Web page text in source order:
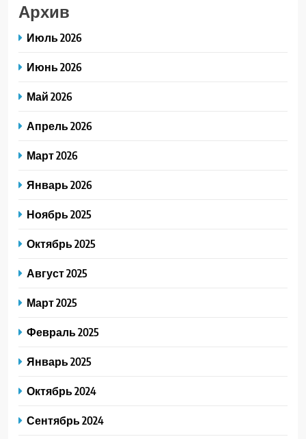
Архив
Июль 2026
Июнь 2026
Май 2026
Апрель 2026
Март 2026
Январь 2026
Ноябрь 2025
Октябрь 2025
Август 2025
Март 2025
Февраль 2025
Январь 2025
Октябрь 2024
Сентябрь 2024